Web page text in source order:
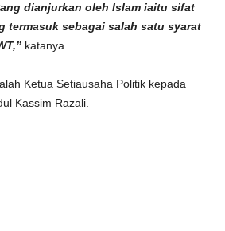
dianjurkan oleh Islam iaitu sifat
termasuk sebagai salah satu syarat
katanya.
Ketua Setiausaha Politik kepada
Kassim Razali.